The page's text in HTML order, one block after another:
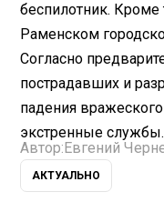
беспилотник. Кроме
Раменском
Согласно
пострадавших и
падения
экстренные службы.
Автор:Евгений
АКТУАЛЬНО